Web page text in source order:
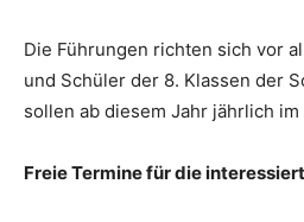
Die Führungen richten sich vor
und Schüler der 8. Klassen der
sollen ab diesem Jahr jährlich
Freie Termine für die